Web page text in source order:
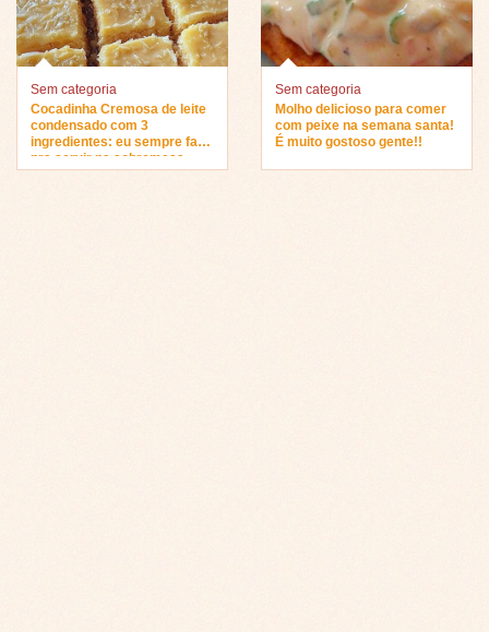
Sem categoria
Cocadinha Cremosa de leite
condensado com 3
ingredientes: eu sempre faço
pra servir na sobremesa…
Sem categoria
Molho delicioso para comer
com peixe na semana santa!
É muito gostoso gente!!